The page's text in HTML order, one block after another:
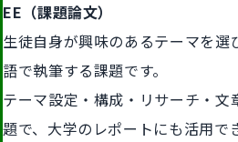
EE（課題論文）
生徒自身が興味のあるテーマを
語で執筆する課題です。
テーマ設定・構成・リサーチ・文
題で、大学のレポートにも活用で